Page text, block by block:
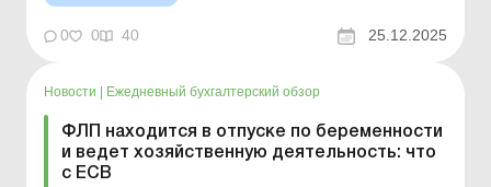
листок нетрудоспособности по уходу за больным
ребенком? Законодательство Украины гарантирует
дополнительны...
0 0 40 25.12.2025
Новости Ежедневный бухгалтерский обзор
ФЛП находится в отпуске по беременности
и ведет хозяйственную деятельность: что
с ЕСВ